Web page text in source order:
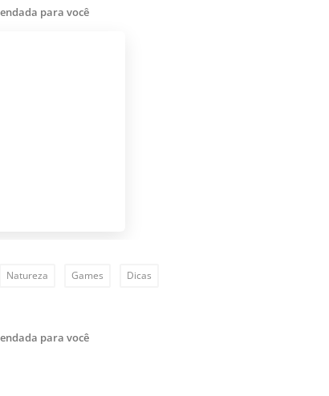
para você
Natureza Games Dicas
para você